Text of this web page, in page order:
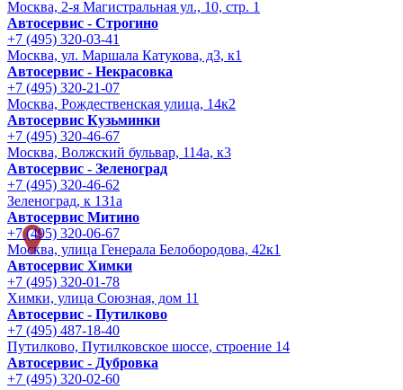
Москва, 2-я Магистральная ул., 10, стр. 1
Автосервис - Строгино
+7 (495) 320-03-41
Москва, ул. Маршала Катукова, д3, к1
Автосервис - Некрасовка
+7 (495) 320-21-07
Москва, Рождественская улица, 14к2
Автосервис Кузьминки
+7 (495) 320-46-67
Москва, Волжский бульвар, 114а, к3
Автосервис - Зеленоград
+7 (495) 320-46-62
Зеленоград, к 131а
Автосервис Митино
+7 (495) 320-06-67
Москва, улица Генерала Белобородова, 42к1
Автосервис Химки
+7 (495) 320-01-78
Химки, улица Союзная, дом 11
Автосервис - Путилково
+7 (495) 487-18-40
Путилково, Путилковское шоссе, строение 14
Автосервис - Дубровка
+7 (495) 320-02-60